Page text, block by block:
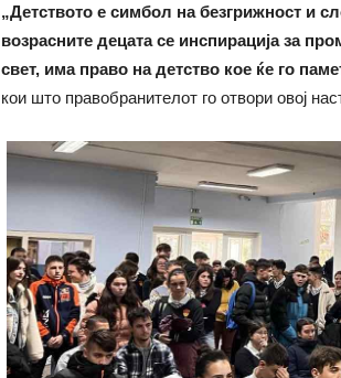
„Детството е симбол на безгрижност и
возрасните децата се инспирација за
свет, има право на детство кое ќе го
кои што правобранителот го отвори овој